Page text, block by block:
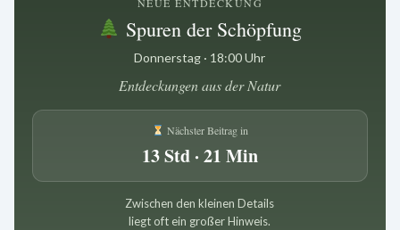
Spuren der Schöpfung
Donnerstag · 18:00 Uhr
Entdeckungen aus der Natur
Nächster Beitrag in
13 Std · 21 Min
Zwischen den kleinen Details
liegt oft ein großer Hinweis.